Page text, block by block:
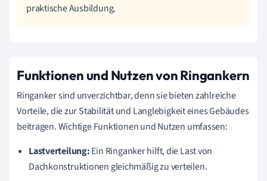
praktische Ausbildung.
Funktionen und Nutzen von Ringankern
Ringanker sind unverzichtbar, denn sie bieten zahlreiche
Vorteile, die zur Stabilität und Langlebigkeit eines Gebäudes
beitragen. Wichtige Funktionen und Nutzen umfassen:
Lastverteilung:Ein Ringanker hilft, die Last von
Dachkonstruktionen gleichmäßig zu verteilen.